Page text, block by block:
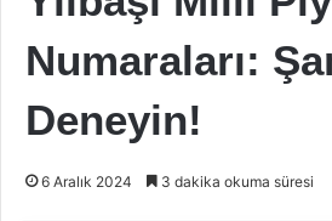
Numaraları:
Deneyin!
6 Aralık 2024 3 dakika okuma süresi